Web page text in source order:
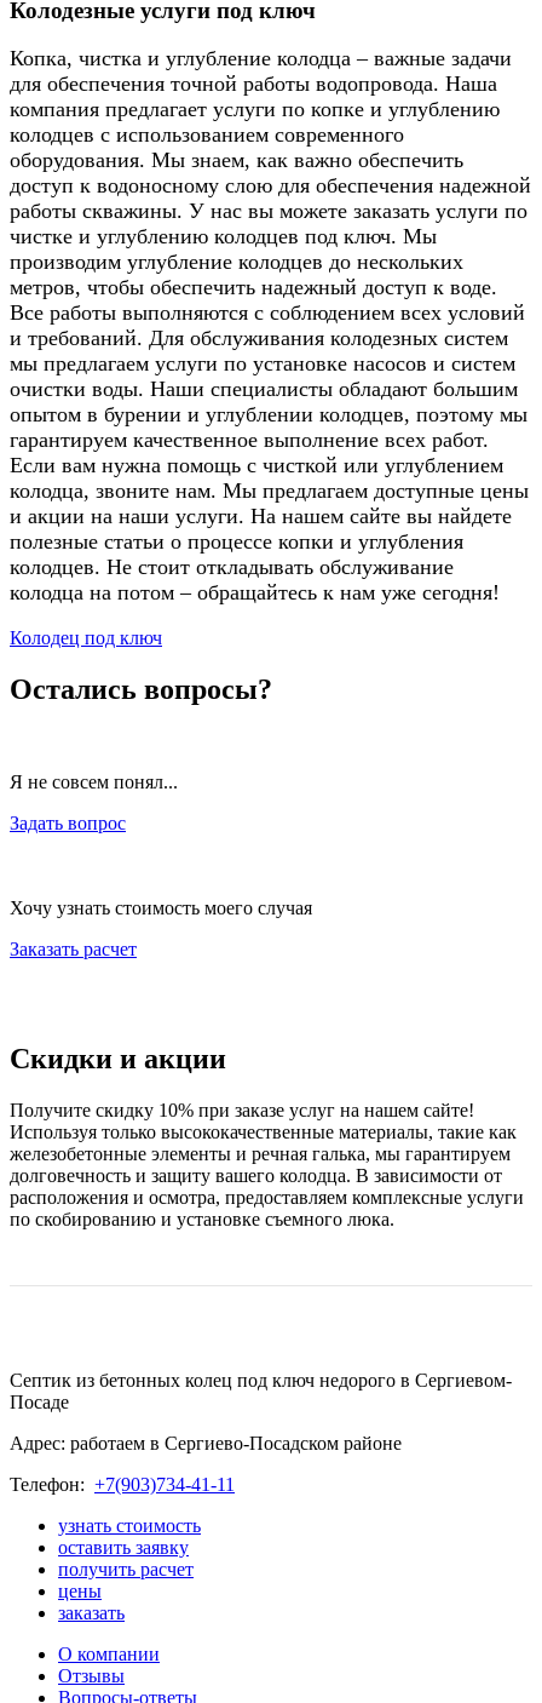
Колодезные услуги под ключ
Копка, чистка и углубление колодца – важные задачи
для обеспечения точной работы водопровода. Наша
компания предлагает услуги по копке и углублению
колодцев с использованием современного
оборудования. Мы знаем, как важно обеспечить
доступ к водоносному слою для обеспечения надежной
работы скважины. У нас вы можете заказать услуги по
чистке и углублению колодцев под ключ. Мы
производим углубление колодцев до нескольких
метров, чтобы обеспечить надежный доступ к воде.
Все работы выполняются с соблюдением всех условий
и требований. Для обслуживания колодезных систем
мы предлагаем услуги по установке насосов и систем
очистки воды. Наши специалисты обладают большим
опытом в бурении и углублении колодцев, поэтому мы
гарантируем качественное выполнение всех работ.
Если вам нужна помощь с чисткой или углублением
колодца, звоните нам. Мы предлагаем доступные цены
и акции на наши услуги. На нашем сайте вы найдете
полезные статьи о процессе копки и углубления
колодцев. Не стоит откладывать обслуживание
колодца на потом – обращайтесь к нам уже сегодня!
Колодец под ключ
Остались вопросы?
Я не совсем понял...
Задать вопрос
Хочу узнать стоимость моего случая
Заказать расчет
Скидки и акции
Получите скидку 10% при заказе услуг на нашем сайте!
Используя только высококачественные материалы, такие как
железобетонные элементы и речная галька, мы гарантируем
долговечность и защиту вашего колодца. В зависимости от
расположения и осмотра, предоставляем комплексные услуги
по скобированию и установке съемного люка.
Септик из бетонных колец под ключ недорого в Cергиевом-
Посаде
Адрес: работаем в Сергиево-Посадском районе
Телефон: +7(903)734-41-11
узнать стоимость
оставить заявку
получить расчет
цены
заказать
О компании
Отзывы
Вопросы-ответы